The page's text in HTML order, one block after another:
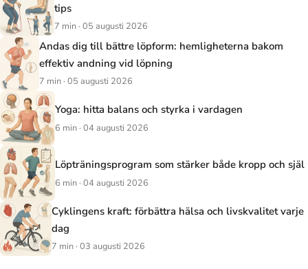
tips
7 min · 05 augusti 2026
Andas dig till bättre löpform: hemligheterna bakom
effektiv andning vid löpning
7 min · 05 augusti 2026
Yoga: hitta balans och styrka i vardagen
6 min · 04 augusti 2026
Löpträningsprogram som stärker både kropp och själ
6 min · 04 augusti 2026
Cyklingens kraft: förbättra hälsa och livskvalitet varje
dag
7 min · 03 augusti 2026